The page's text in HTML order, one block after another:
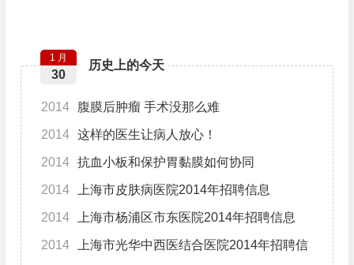
历史上的今天
1 月
30
2014 腹膜后肿瘤 手术没那么难
2014 这样的医生让病人放心！
2014 抗血小板和保护胃黏膜如何协同
2014 上海市皮肤病医院2014年招聘信息
2014 上海市杨浦区市东医院2014年招聘信息
2014 上海市光华中西医结合医院2014年招聘信